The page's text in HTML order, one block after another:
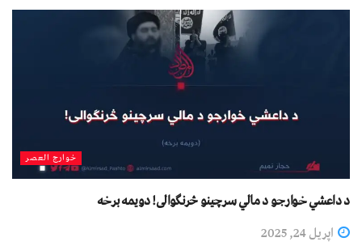
خوارج العصر
د داعشي خوارجو د مالي سرچینو څرنګوالی! دویمه برخه
اپریل 24, 2025